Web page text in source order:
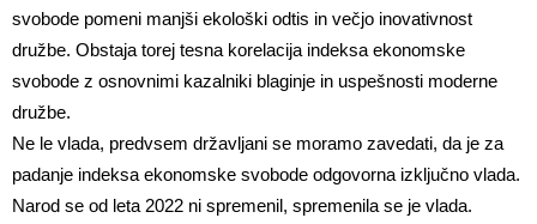
svobode pomeni manjši ekološki odtis in večjo inovativnost
družbe. Obstaja torej tesna korelacija indeksa ekonomske
svobode z osnovnimi kazalniki blaginje in uspešnosti moderne
družbe.
Ne le vlada, predvsem državljani se moramo zavedati, da je za
padanje indeksa ekonomske svobode odgovorna izključno vlada.
Narod se od leta 2022 ni spremenil, spremenila se je vlada.